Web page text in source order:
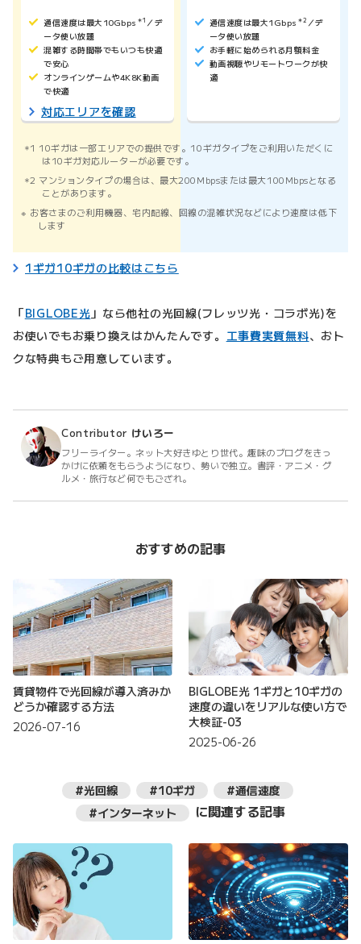
通信速度は最大10Gbps ＊1 ／デ
ータ使い放題
混雑する時間帯でもいつも快適
で安心
オンラインゲームや4K8K動画
で快適
対応エリアを確認
通信速度は最大1Gbps ＊2 ／デ
ータ使い放題
お手軽に始められる月額料金
動画視聴やリモートワークが快
適
1 10ギガは一部エリアでの提供です。10ギガタイプをご利用いただくに
は10ギガ対応ルーターが必要です。
2 マンションタイプの場合は、最大200Mbpsまたは最大100Mbpsとなる
ことがあります。
お客さまのご利用機器、宅内配線、回線の混雑状況などにより速度は低下
します
1ギガ10ギガの比較はこちら
「BIGLOBE光 」なら他社の光回線(フレッツ光・コラボ光)を
お使いでもお乗り換えはかんたんです。 工事費実質無料、おト
クな特典もご用意しています。
Contributor けいろー
フリーライター。ネット大好きゆとり世代。趣味のブログをきっ
かけに依頼をもらうようになり、勢いで独立。書評・アニメ・グ
ルメ・旅行など何でもござれ。
おすすめの記事
賃貸物件で光回線が導入済みか
どうか確認する方法
2026-07-16
BIGLOBE光 1ギガと10ギガの
速度の違いをリアルな使い方で
大検証-03
2025-06-26
#光回線 #10ギガ
#通信速度
#インターネット
に関連する記事